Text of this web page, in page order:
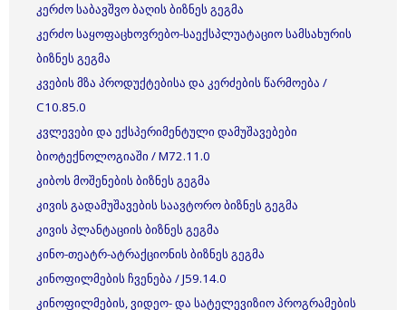
კერძო საბავშვო ბაღის ბიზნეს გეგმა
კერძო საყოფაცხოვრებო-საექსპლუატაციო სამსახურის
ბიზნეს გეგმა
კვების მზა პროდუქტებისა და კერძების წარმოება /
C10.85.0
კვლევები და ექსპერიმენტული დამუშავებები
ბიოტექნოლოგიაში / M72.11.0
კიბოს მოშენების ბიზნეს გეგმა
კივის გადამუშავების საავტორო ბიზნეს გეგმა
კივის პლანტაციის ბიზნეს გეგმა
კინო-თეატრ-ატრაქციონის ბიზნეს გეგმა
კინოფილმების ჩვენება / J59.14.0
კინოფილმების, ვიდეო- და სატელევიზიო პროგრამების